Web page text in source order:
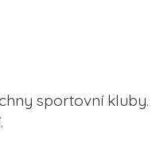
sportovní kluby.